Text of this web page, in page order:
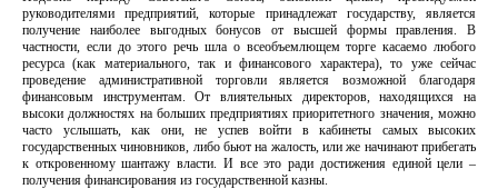
руководителями предприятий, которые принадлежат государству, является
получение наиболее выгодных бонусов от высшей формы правления. В
частности, если до этого речь шла о всеобъемлющем торге касаемо любого
ресурса (как материального, так и финансового характера), то уже сейчас
проведение административной торговли является возможной благодаря
финансовым инструментам. От влиятельных директоров, находящихся на
высоки должностях на больших предприятиях приоритетного значения, можно
часто услышать, как они, не успев войти в кабинеты самых высоких
государственных чиновников, либо бьют на жалость, или же начинают прибегать
к откровенному шантажу власти. И все это ради достижения единой цели –
получения финансирования из государственной казны.